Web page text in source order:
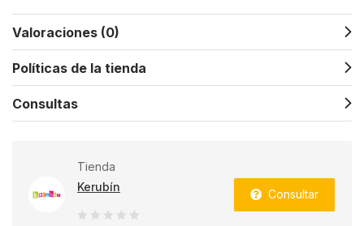
Valoraciones (0)
Políticas de la tienda
Consultas
Tienda
Kerubín
Consultar